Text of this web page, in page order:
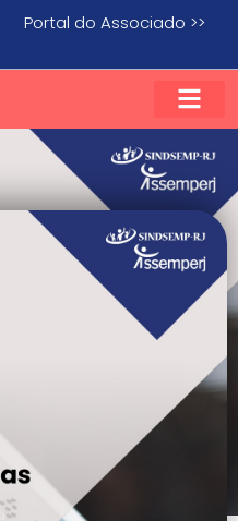
Portal do Associado >>